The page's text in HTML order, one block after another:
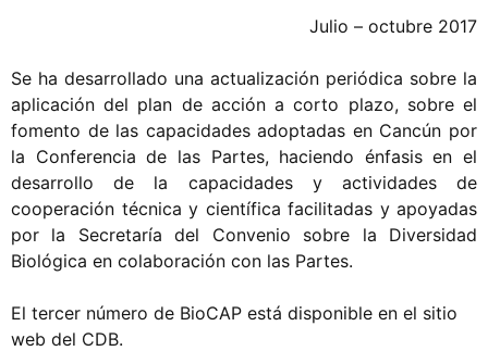
Julio – octubre 2017
Se ha desarrollado una actualización periódica sobre la
aplicación del plan de acción a corto plazo, sobre el
fomento de las capacidades adoptadas en Cancún por
la Conferencia de las Partes, haciendo énfasis en el
desarrollo de la capacidades y actividades de
cooperación técnica y científica facilitadas y apoyadas
por la Secretaría del Convenio sobre la Diversidad
Biológica en colaboración con las Partes.
El tercer número de BioCAP está disponible en el sitio
web del CDB.